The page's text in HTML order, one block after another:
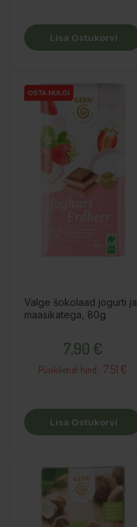
Lisa Ostukorvi
OSTA HULGI
OSTA HULGI
OSTA HULGI
Valge šokolaad jogurti ja
maasikatega, 80g
7,90 €
Püsikliendi hind : 7.51 €
Lisa Ostukorvi